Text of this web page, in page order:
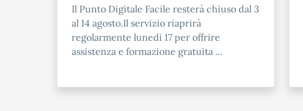
Il Punto Digitale Facile resterà chiuso dal 3
al 14 agosto.Il servizio riaprirà
regolarmente lunedì 17 per offrire
assistenza e formazione gratuita ...